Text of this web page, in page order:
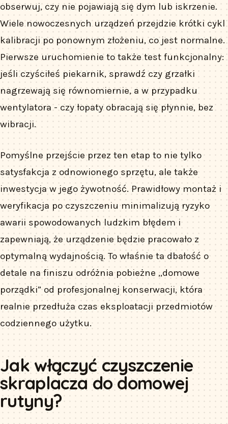
obserwuj, czy nie pojawiają się dym lub iskrzenie.
Wiele nowoczesnych urządzeń przejdzie krótki cykl
kalibracji po ponownym złożeniu, co jest normalne.
Pierwsze uruchomienie to także test funkcjonalny:
jeśli czyściłeś piekarnik, sprawdź czy grzałki
nagrzewają się równomiernie, a w przypadku
wentylatora - czy łopaty obracają się płynnie, bez
wibracji.
Pomyślne przejście przez ten etap to nie tylko
satysfakcja z odnowionego sprzętu, ale także
inwestycja w jego żywotność. Prawidłowy montaż i
weryfikacja po czyszczeniu minimalizują ryzyko
awarii spowodowanych ludzkim błędem i
zapewniają, że urządzenie będzie pracowało z
optymalną wydajnością. To właśnie ta dbałość o
detale na finiszu odróżnia pobieżne „domowe
porządki” od profesjonalnej konserwacji, która
realnie przedłuża czas eksploatacji przedmiotów
codziennego użytku.
Jak włączyć czyszczenie
skraplacza do domowej
rutyny?